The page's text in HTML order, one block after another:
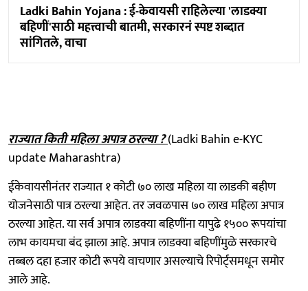
Ladki Bahin Yojana : ई-केवायसी राहिलेल्या 'लाडक्या
बहिणीं'साठी महत्त्वाची बातमी, सरकारनं स्पष्ट शब्दात
सांगितले, वाचा
राज्यात किती महिला अपात्र ठरल्या ?(Ladki Bahin e-KYC
update Maharashtra)
ईकेवायसीनंतर राज्यात १ कोटी ७० लाख महिला या लाडकी बहीण
योजनेसाठी पात्र ठरल्या आहेत. तर जवळपास ७० लाख महिला अपात्र
ठरल्या आहेत. या सर्व अपात्र लाडक्या बहि‍णींना यापुढे १५०० रूपयांचा
लाभ कायमचा बंद झाला आहे. अपात्र लाडक्या बहि‍णींमुळे सरकारचे
तब्बल दहा हजार कोटी रूपये वाचणार असल्याचे रिपोर्ट्समधून समोर
आले आहे.